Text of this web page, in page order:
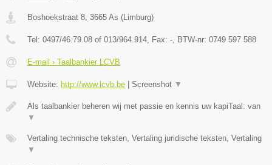
Boshoekstraat 8, 3665 As (Limburg)
Tel: 0497/46.79.08 of 013/964.914, Fax: -, BTW-nr: 0749 597 588
E-mail › Taalbankier LCVB
Website: http://www.lcvb.be Screenshot ▼
Als taalbankier beheren wij met passie en kennis uw kapiTaal: van
▼
Vertaling technische teksten, Vertaling juridische teksten, Vertaling
▼